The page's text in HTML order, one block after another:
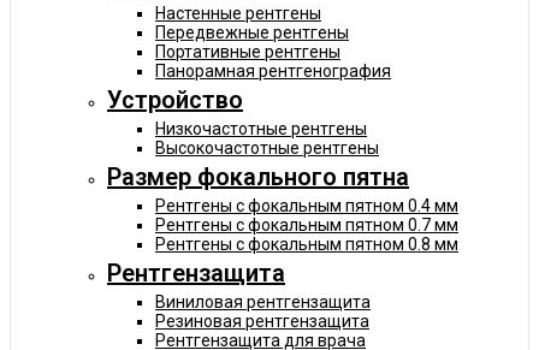
Настенные рентгены
Передвежные рентгены
Портативные рентгены
Панорамная рентгенография
Устройство
Низкочастотные рентгены
Высокочастотные рентгены
Размер фокального пятна
Рентгены с фокальным пятном 0.4 мм
Рентгены с фокальным пятном 0.7 мм
Рентгены с фокальным пятном 0.8 мм
Рентгензащита
Виниловая рентгензащита
Резиновая рентгензащита
Рентгензащита для врача